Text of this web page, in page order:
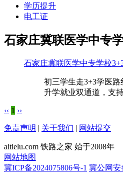
学历提升
电工证
石家庄冀联医学中专
石家庄冀联医学中专学校
初三学生走3+3学医
升学就业双通道，支
‹‹ 1 ››
免责声明 | 关于我们 | 网站提交
aitielu.com 铁路之家 始于2008年
网站地图
冀ICP备2024075806号-1 冀公网安